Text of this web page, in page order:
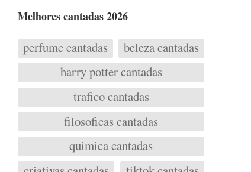
Melhores cantadas 2026
perfume cantadas
beleza cantadas
harry potter cantadas
trafico cantadas
filosoficas cantadas
quimica cantadas